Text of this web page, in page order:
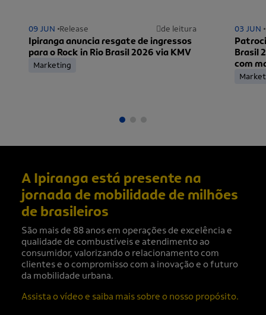
09 JUN Release de leitura
Ipiranga anuncia resgate de ingressos
para o Rock in Rio Brasil 2026 via KMV
Marketing
03 JUN
Brasil
com
A Ipiranga está presente na
jornada de mobilidade de milhões
de brasileiros
São mais de 88 anos em operações de excelência e
qualidade de combustíveis e atendimento ao
consumidor, valorizando o relacionamento com
clientes e o compromisso com a inovação e o futuro
da mobilidade urbana.
Assista o vídeo e saiba mais sobre o nosso propósito.